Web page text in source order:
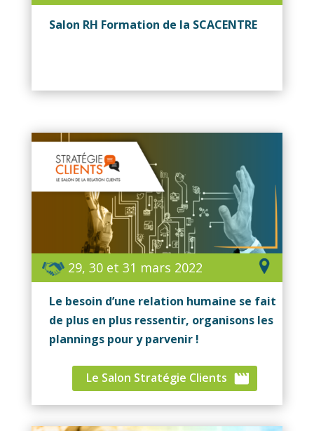
Salon RH Formation de la SCACENTRE
29, 30 et 31 mars 2022
Le besoin d’une relation humaine se fait
de plus en plus ressentir, organisons les
plannings pour y parvenir !
Le Salon Stratégie Clients